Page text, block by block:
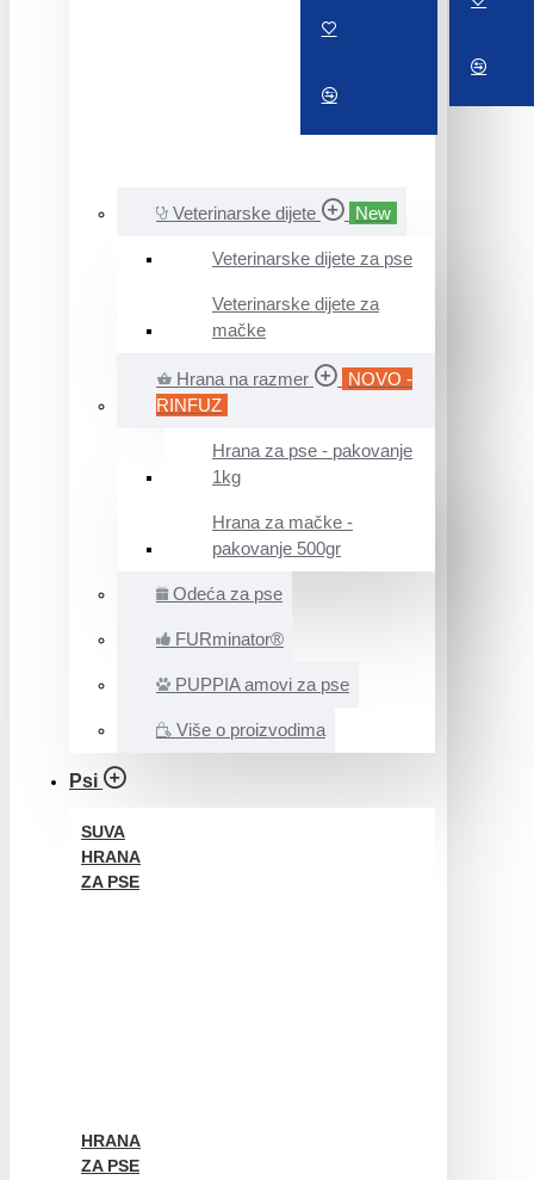
Veterinarske dijete New
Veterinarske dijete za pse
Veterinarske dijete za
mačke
Hrana na razmer
NOVO -
RINFUZ
Hrana za pse - pakovanje
1kg
Hrana za mačke -
pakovanje 500gr
Odeća za pse
FURminator®
PUPPIA amovi za pse
Više o proizvodima
Psi
SUVA
HRANA
ZA PSE
HRANA
ZA PSE